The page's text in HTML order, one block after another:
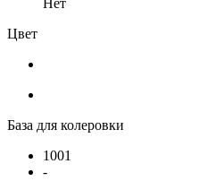
Нет
Цвет
База для колеровки
1001
-